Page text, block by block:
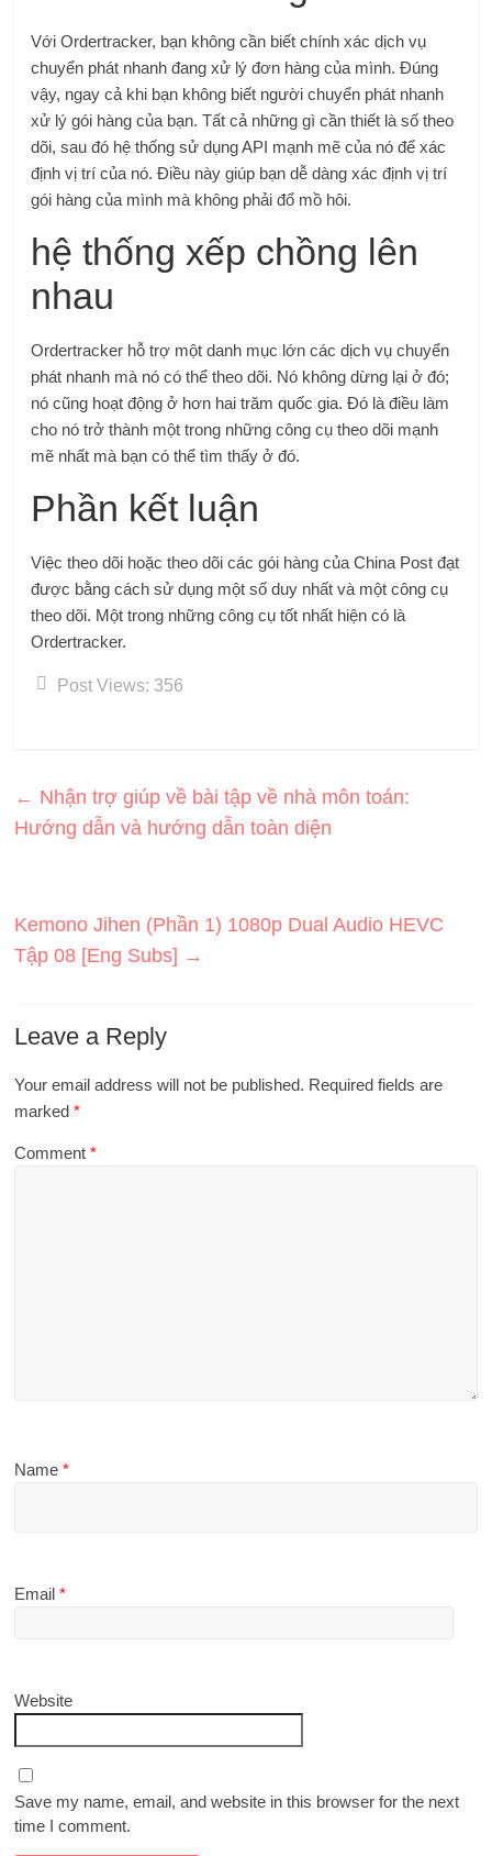
Với Ordertracker, bạn không cần biết chính xác dịch vụ
chuyển phát nhanh đang xử lý đơn hàng của mình. Đúng
vậy, ngay cả khi bạn không biết người chuyển phát nhanh
xử lý gói hàng của bạn. Tất cả những gì cần thiết là số theo
dõi, sau đó hệ thống sử dụng API mạnh mẽ của nó để xác
định vị trí của nó. Điều này giúp bạn dễ dàng xác định vị trí
gói hàng của mình mà không phải đổ mồ hôi.
hệ thống xếp chồng lên
nhau
Ordertracker hỗ trợ một danh mục lớn các dịch vụ chuyển
phát nhanh mà nó có thể theo dõi. Nó không dừng lại ở đó;
nó cũng hoạt động ở hơn hai trăm quốc gia. Đó là điều làm
cho nó trở thành một trong những công cụ theo dõi mạnh
mẽ nhất mà bạn có thể tìm thấy ở đó.
Phần kết luận
Việc theo dõi hoặc theo dõi các gói hàng của China Post đạt
được bằng cách sử dụng một số duy nhất và một công cụ
theo dõi. Một trong những công cụ tốt nhất hiện có là
Ordertracker.
Post Views: 356
← Nhận trợ giúp về bài tập về nhà môn toán:
Hướng dẫn và hướng dẫn toàn diện
Kemono Jihen (Phần 1) 1080p Dual Audio HEVC
Tập 08 [Eng Subs] →
Leave a Reply
Your email address will not be published. Required fields are
marked*
Comment*
Name*
Email*
Website
Save my name, email, and website in this browser for the next
time I comment.